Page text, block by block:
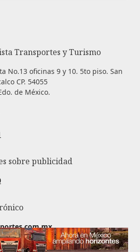
Transportes y Turismo
No.13 oficinas 9 y 10. 5to piso. San
CP. 54055
de México.
sobre publicidad